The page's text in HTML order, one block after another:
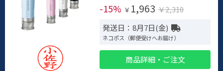
-15% ￥ 1,963 ￥2,310
発送日：8月7日(金)
ネコポス（郵便受けへお届け）
商品詳細・ご注文